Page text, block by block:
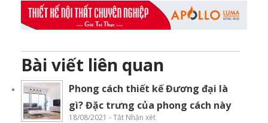
Bài viết liên quan
Phong cách thiết kế Đương đại là
gì? Đặc trưng của phong cách này
18/08/2021 - Tắt Nhận xét